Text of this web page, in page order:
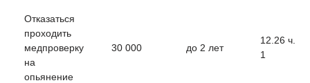
Отказаться
проходить
медпроверку
на
опьянение
30 000 до 2 лет
12.26 ч.
1